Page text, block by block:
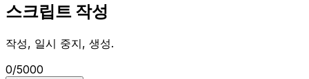
스크립트 작성
작성, 일시 중지, 생성.
0/5000